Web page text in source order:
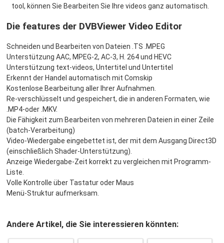
tool, können Sie Bearbeiten Sie Ihre videos ganz automatisch.
Die features der DVBViewer Video Editor
Schneiden und Bearbeiten von Dateien .TS .MPEG
Unterstützung AAC, MPEG-2, AC-3, H. 264 und HEVC
Unterstützung text-videos, Untertitel und Untertitel
Erkennt der Handel automatisch mit Comskip
Kostenlose Bearbeitung aller Ihrer Aufnahmen.
Re-verschlüsselt und gespeichert, die in anderen Formaten, wie
.MP4-oder .MKV.
Die Fähigkeit zum Bearbeiten von mehreren Dateien in einer Zeile
(batch-Verarbeitung)
Video-Wiedergabe eingebettet ist, der mit dem Ausgang Direct3D
(einschließlich Shader-Unterstützung).
Anzeige Wiedergabe-Zeit korrekt zu vergleichen mit Programm-
Liste.
Volle Kontrolle über Tastatur oder Maus
Menü-Struktur aufmerksam.
Andere Artikel, die Sie interessieren könnten: